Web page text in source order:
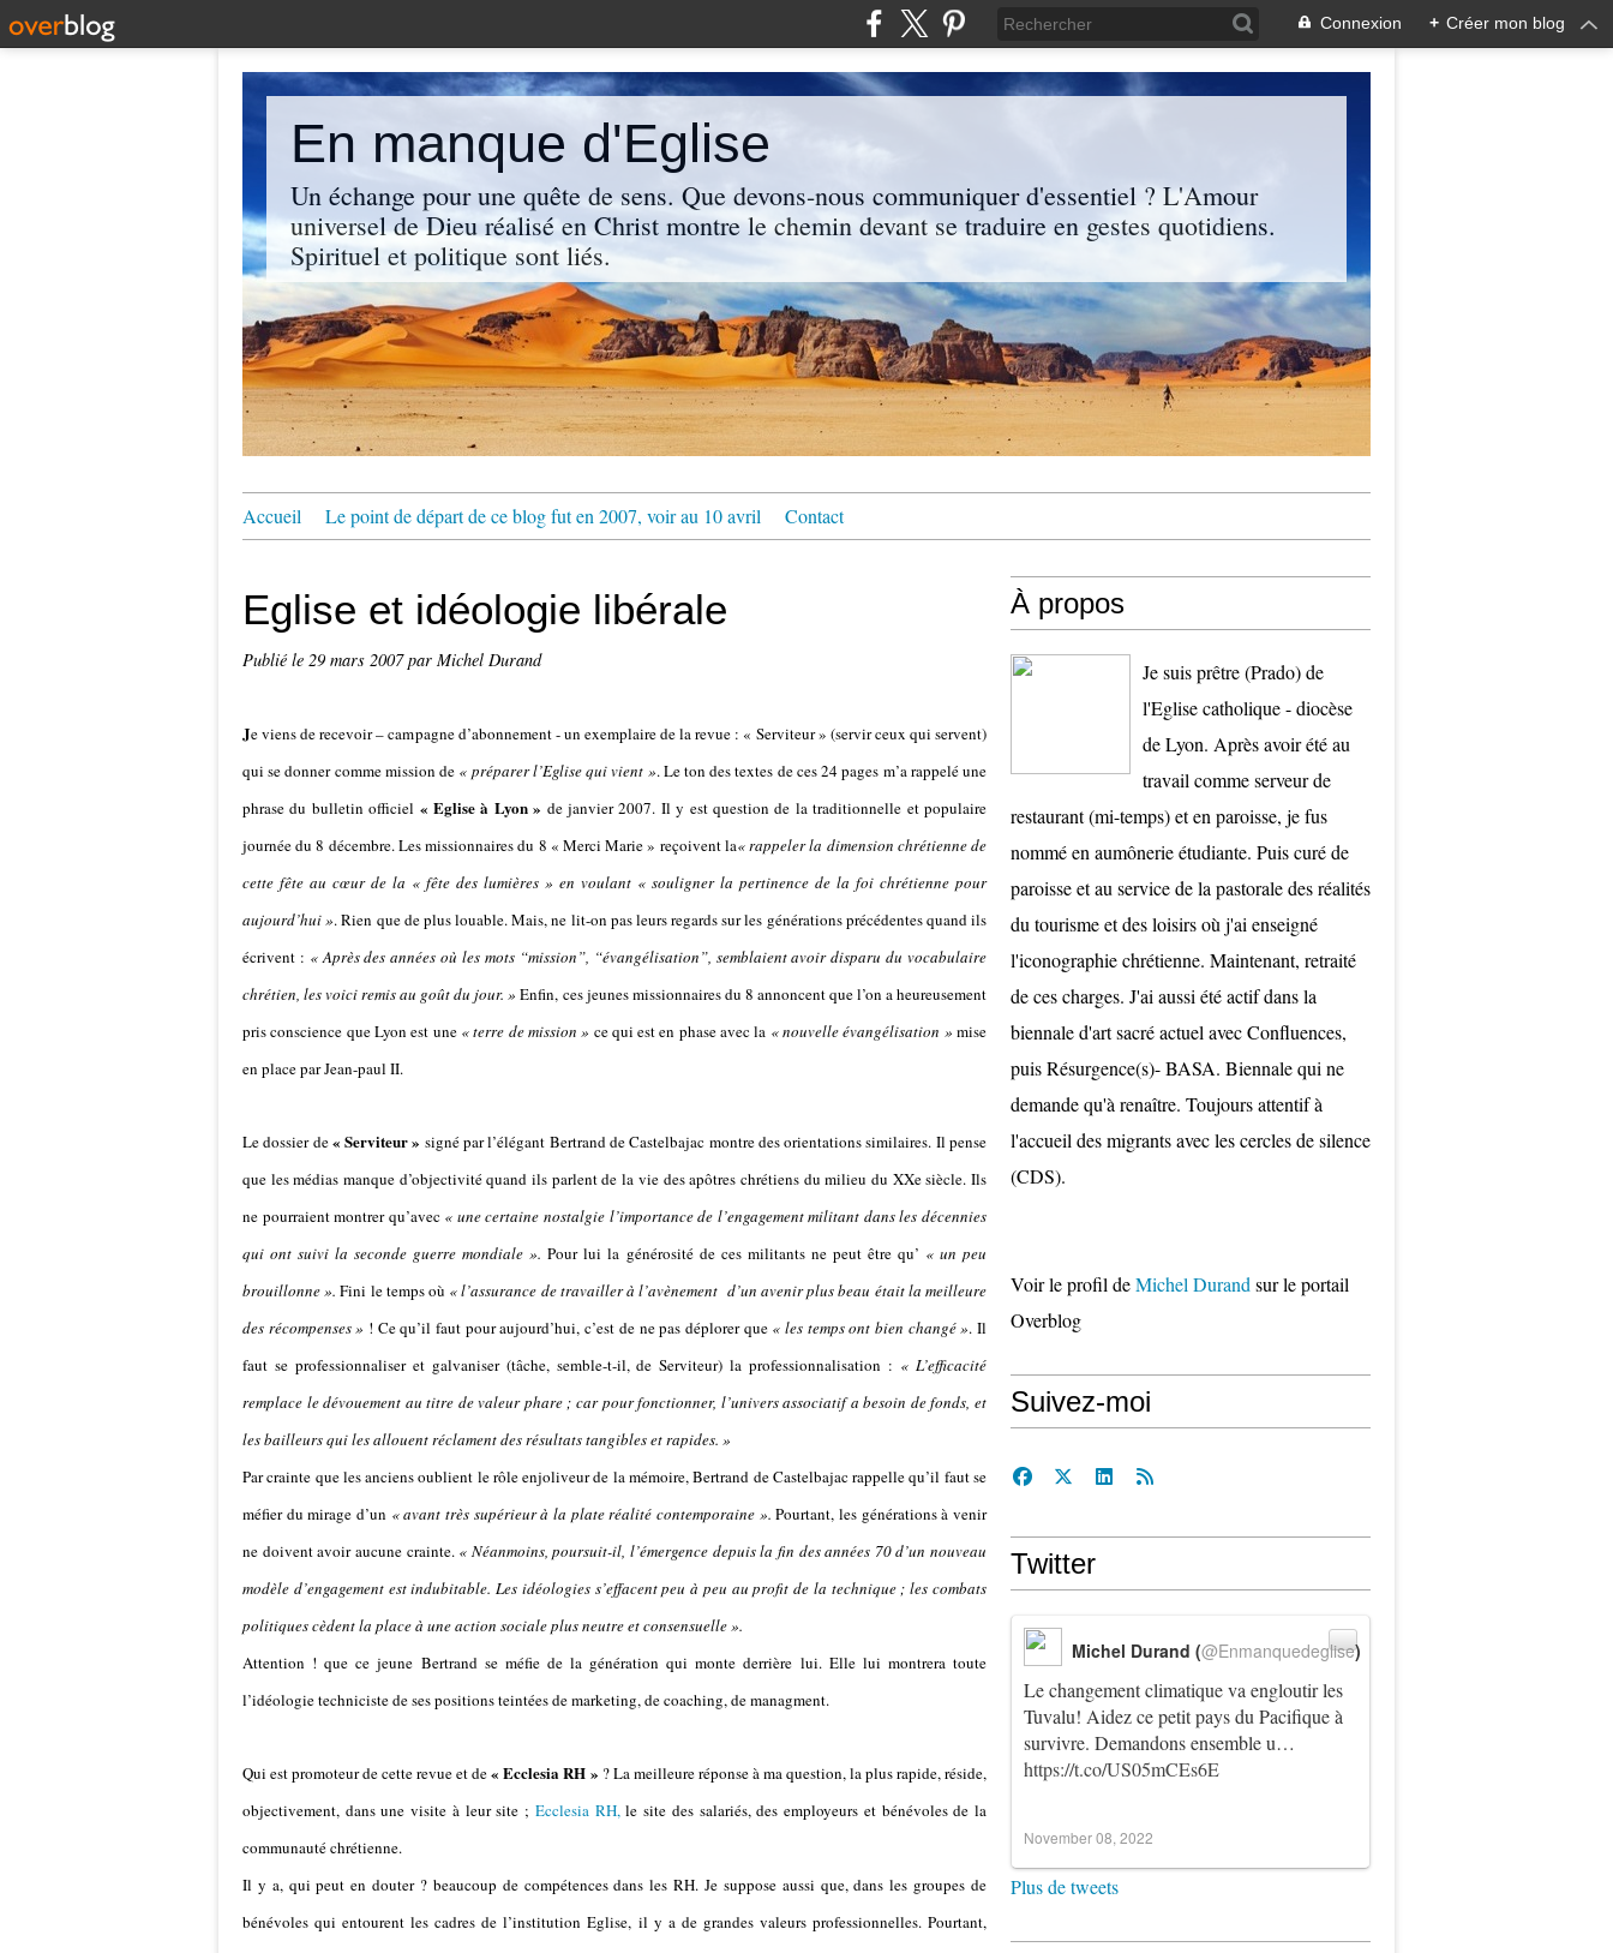
Connexion + Créer mon blog
En manque d'Eglise
Un échange pour une quête de sens. Que devons-nous communiquer d'essentiel ? L'Amour
universel de Dieu réalisé en Christ montre le chemin devant se traduire en gestes quotidiens.
Spirituel et politique sont liés.
Accueil Le point de départ de ce blog fut en 2007, voir au 10 avril Contact
Eglise et idéologie libérale
Publié le 29 mars 2007par Michel Durand
Je viens de recevoir – campagne d’abonnement - un exemplaire de la revue : « Serviteur » (servir ceux qui servent)
qui se donner comme mission de « préparer l’Eglise qui vient ». Le ton des textes de ces 24 pages m’a rappelé une
phrase du bulletin officiel « Eglise à Lyon » de janvier 2007. Il y est question de la traditionnelle et populaire
journée du 8 décembre. Les missionnaires du 8 « Merci Marie » reçoivent la« rappeler la dimension chrétienne de
cette fête au cœur de la « fête des lumières » en voulant « souligner la pertinence de la foi chrétienne pour
aujourd’hui ». Rien que de plus louable. Mais, ne lit-on pas leurs regards sur les générations précédentes quand ils
écrivent : « Après des années où les mots “mission”, “évangélisation”, semblaient avoir disparu du vocabulaire
chrétien, les voici remis au goût du jour. » Enfin, ces jeunes missionnaires du 8 annoncent que l’on a heureusement
pris conscience que Lyon est une « terre de mission » ce qui est en phase avec la « nouvelle évangélisation » mise
en place par Jean-paul II.
Le dossier de« Serviteur » signé par l’élégant Bertrand de Castelbajac montre des orientations similaires. Il pense
que les médias manque d’objectivité quand ils parlent de la vie des apôtres chrétiens du milieu du XXe siècle. Ils
ne pourraient montrer qu’avec « une certaine nostalgie l’importance de l’engagement militant dans les décennies
qui ont suivi la seconde guerre mondiale ». Pour lui la générosité de ces militants ne peut être qu’ « un peu
brouillonne ». Fini le temps où « l’assurance de travailler à l’avènement d’un avenir plus beau était la meilleure
des récompenses » ! Ce qu’il faut pour aujourd’hui, c’est de ne pas déplorer que « les temps ont bien changé ». Il
faut se professionnaliser et galvaniser (tâche, semble-t-il, de Serviteur) la professionnalisation : « L’efficacité
remplace le dévouement au titre de valeur phare ; car pour fonctionner, l’univers associatif a besoin de fonds, et
les bailleurs qui les allouent réclament des résultats tangibles et rapides. »
Par crainte que les anciens oublient le rôle enjoliveur de la mémoire, Bertrand de Castelbajac rappelle qu’il faut se
méfier du mirage d’un « avant très supérieur à la plate réalité contemporaine ». Pourtant, les générations à venir
ne doivent avoir aucune crainte. « Néanmoins, poursuit-il, l’émergence depuis la fin des années 70 d’un nouveau
modèle d’engagement est indubitable. Les idéologies s’effacent peu à peu au profit de la technique ; les combats
politiques cèdent la place à une action sociale plus neutre et consensuelle ».
Attention ! que ce jeune Bertrand se méfie de la génération qui monte derrière lui. Elle lui montrera toute
l’idéologie techniciste de ses positions teintées de marketing, de coaching, de managment.
Qui est promoteur de cette revue et de« Ecclesia RH » ? La meilleure réponse à ma question, la plus rapide, réside,
objectivement, dans une visite à leur site ; Ecclesia RH,le site des salariés, des employeurs et bénévoles de la
communauté chrétienne.
Il y a, qui peut en douter ? beaucoup de compétences dans les RH. Je suppose aussi que, dans les groupes de
bénévoles qui entourent les cadres de l’institution Eglise, il y a de grandes valeurs professionnelles. Pourtant,
À propos
Je suis prêtre (Prado) de
l'Eglise catholique - diocèse
de Lyon. Après avoir été au
travail comme serveur de
restaurant (mi-temps) et en paroisse, je fus
nommé en aumônerie étudiante. Puis curé de
paroisse et au service de la pastorale des réalités
du tourisme et des loisirs où j'ai enseigné
l'iconographie chrétienne. Maintenant, retraité
de ces charges. J'ai aussi été actif dans la
biennale d'art sacré actuel avec Confluences,
puis Résurgence(s)- BASA. Biennale qui ne
demande qu'à renaître. Toujours attentif à
l'accueil des migrants avec les cercles de silence
(CDS).
Voir le profil deMichel Durand sur le portail
Overblog
Suivez-moi
Twitter
Le changement climatique va engloutir les
Tuvalu! Aidez ce petit pays du Pacifique à
survivre. Demandons ensemble u…
https://t.co/US05mCEs6E
Michel Durand (@Enmanquedeglise)
November 08, 2022
Plus de tweets